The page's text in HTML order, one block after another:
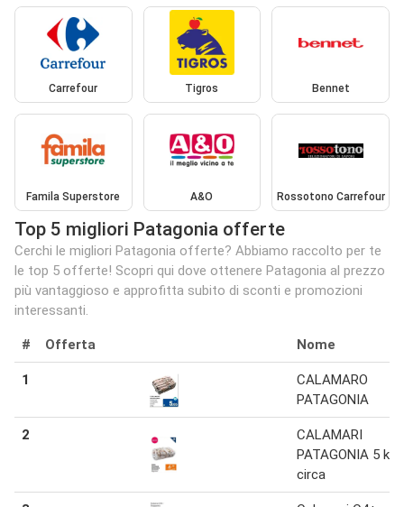
Carrefour Tigros Bennet
Famila Superstore A&O Rossotono Carrefour
Top 5 migliori Patagonia offerte
Cerchi le migliori Patagonia offerte? Abbiamo raccolto per te
le top 5 offerte! Scopri qui dove ottenere Patagonia al prezzo
più vantaggioso e approfitta subito di sconti e promozioni
interessanti.
# Offerta Nome
1
CALAMARO
PATAGONIA
2
CALAMARI
PATAGONIA 5 kg
circa